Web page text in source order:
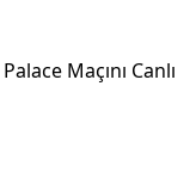
Maçını Canlı